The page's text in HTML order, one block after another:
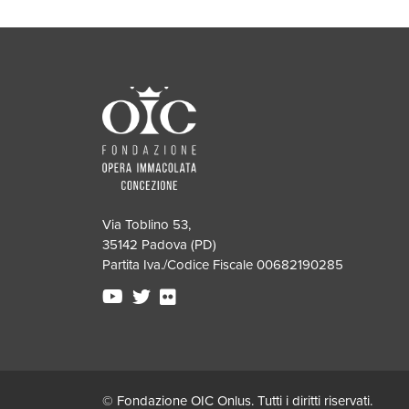
Via Toblino 53,
35142 Padova (PD)
Partita Iva./Codice Fiscale 00682190285
© Fondazione OIC Onlus. Tutti i diritti riservati.